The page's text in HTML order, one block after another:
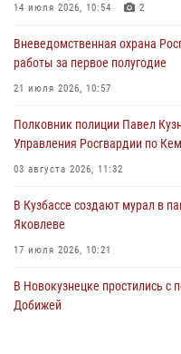
06 августа 2026, 09:18
Росгвардейцы задержали
горожанки
06 августа 2026, 08:17
Росгвардейцы пресекли
новокузнечанку от
06 августа 2026, 07:16
14 июля 2026, 10:54 2
Вневедомственная охрана
работы за первое полугодие
21 июля 2026, 10:57
Полковник полиции Павел
Управления Росгвардии по
03 августа 2026, 11:32
В Кузбассе создают мурал в
Яковлеве
17 июля 2026, 10:21
В Новокузнецке простились
Добижей